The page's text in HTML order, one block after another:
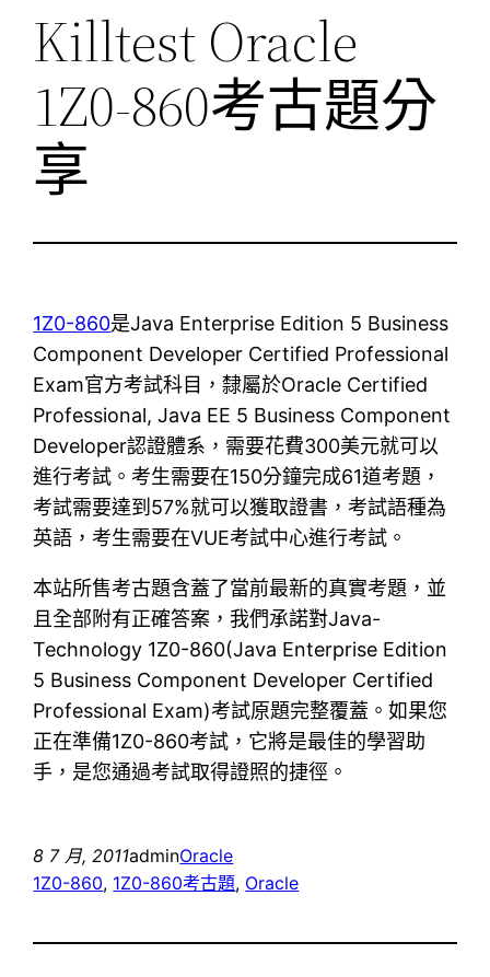
Killtest Oracle
1Z0-860考古題分
享
1Z0-860是Java Enterprise Edition 5 Business
Component Developer Certified Professional
Exam官方考試科目，隸屬於Oracle Certified
Professional, Java EE 5 Business Component
Developer認證體系，需要花費300美元就可以
進行考試。考生需要在150分鐘完成61道考題，
考試需要達到57%就可以獲取證書，考試語種為
英語，考生需要在VUE考試中心進行考試。
本站所售考古題含蓋了當前最新的真實考題，並
且全部附有正確答案，我們承諾對Java-
Technology 1Z0-860(Java Enterprise Edition
5 Business Component Developer Certified
Professional Exam)考試原題完整覆蓋。如果您
正在準備1Z0-860考試，它將是最佳的學習助
手，是您通過考試取得證照的捷徑。
8 7 月, 2011adminOracle
1Z0-860, 1Z0-860考古題, Oracle